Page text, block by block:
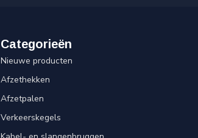
Categorieën
Nieuwe producten
Afzethekken
Afzetpalen
Verkeerskegels